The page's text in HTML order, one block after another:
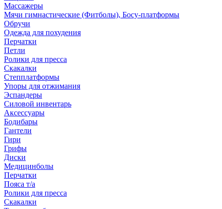
Массажеры
Мячи гимнастические (Фитболы), Босу-платформы
Обручи
Одежда для похудения
Перчатки
Петли
Ролики для пресса
Скакалки
Степплатформы
Упоры для отжимания
Эспандеры
Силовой инвентарь
Аксессуары
Бодибары
Гантели
Гири
Грифы
Диски
Медицинболы
Перчатки
Пояса т/а
Ролики для пресса
Скакалки